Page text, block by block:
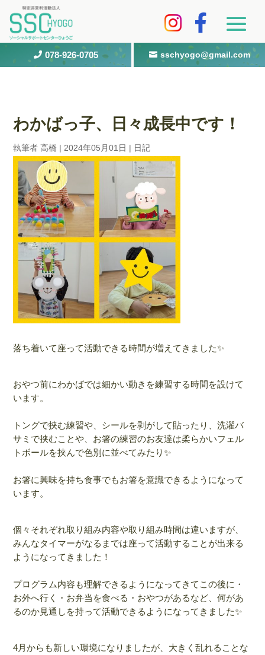
 078-926-0705  sschyogo@gmail.com
わかばっ子、日々成長中です！
執筆者高橋 | 2024年05月01日 | 日記
落ち着いて座って活動できる時間が増えてきました✨
おやつ前にわかばでは細かい動きを練習する時間を設けて
います。
トングで挟む練習や、シールを剥がして貼ったり、洗濯バ
サミで挟むことや、お箸の練習のお友達は柔らかいフェル
トボールを挟んで色別に並べてみたり✨
お箸に興味を持ち食事でもお箸を意識できるようになって
います。
個々それぞれ取り組み内容や取り組み時間は違いますが、
みんなタイマーがなるまでは座って活動することが出来る
ようになってきました！
プログラム内容も理解できるようになってきてこの後に・
お外へ行く・お弁当を食べる・おやつがあるなど、何があ
るのか見通しを持って活動できるようになってきました✨
4月からも新しい環境になりましたが、大きく乱れることな